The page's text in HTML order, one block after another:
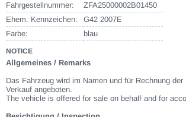
Fahrgestellnummer:
ZFA25000002B01450
Ehem. Kennzeichen:
G42 2007E
Farbe:
blau
NOTICE
Allgemeines / Remarks
Das Fahrzeug wird im Namen und für Rechnung
Verkauf angeboten.
The vehicle is offered for sale on behalf and for